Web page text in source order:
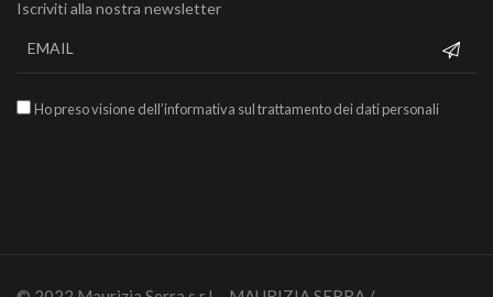
Iscriviti alla nostra newsletter
Ho preso visione dell’informativa sul trattamento dei dati personali